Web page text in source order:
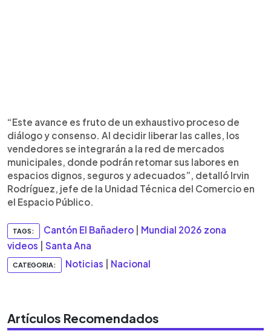
“Este avance es fruto de un exhaustivo proceso de
diálogo y consenso. Al decidir liberar las calles, los
vendedores se integrarán a la red de mercados
municipales, donde podrán retomar sus labores en
espacios dignos, seguros y adecuados”, detalló Irvin
Rodríguez, jefe de la Unidad Técnica del Comercio en
el Espacio Público.
TAGS: Cantón El Bañadero
Mundial 2026 zona
videos
Santa Ana
CATEGORIA: Noticias Nacional
Artículos Recomendados